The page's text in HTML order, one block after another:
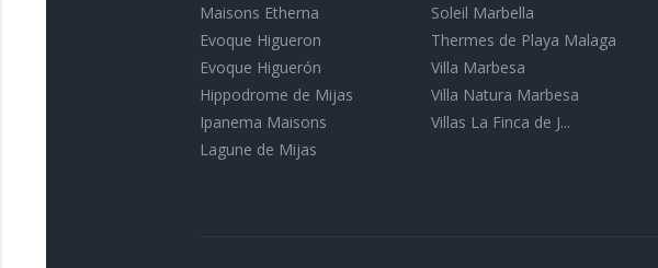
Maisons Etherna
Evoque Higueron
Evoque Higuerón
Hippodrome de Mijas
Ipanema Maisons
Lagune de Mijas
Soleil Marbella
Thermes de Playa Malaga
Villa Marbesa
Villa Natura Marbesa
Villas La Finca de J...